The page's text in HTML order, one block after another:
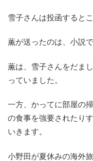
雪子さんは投函すると
薫が送ったのは、小説
薫は、雪子さんをだま
っていました。
一方、かってに部屋の
の食事を強要されたり
いきます。
小野田が夏休みの海外